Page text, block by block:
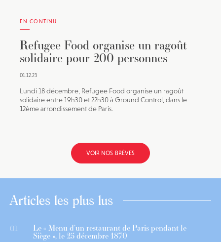
EN CONTINU
Refugee Food organise un ragoût
solidaire pour 200 personnes
01.12.23
Lundi 18 décembre, Refugee Food organise un ragoût
solidaire entre 19h30 et 22h30 à Ground Control, dans le
12ème arrondissement de Paris.
VOIR NOS BRÈVES
Articles les plus lus
01 Le « Menu d’un restaurant de Paris pendant le
Siège », le 25 décembre 1870